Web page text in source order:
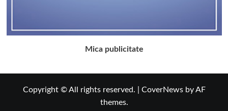
Mica publicitate
Copyright © All rights reserved. CoverNewsby AF
themes.